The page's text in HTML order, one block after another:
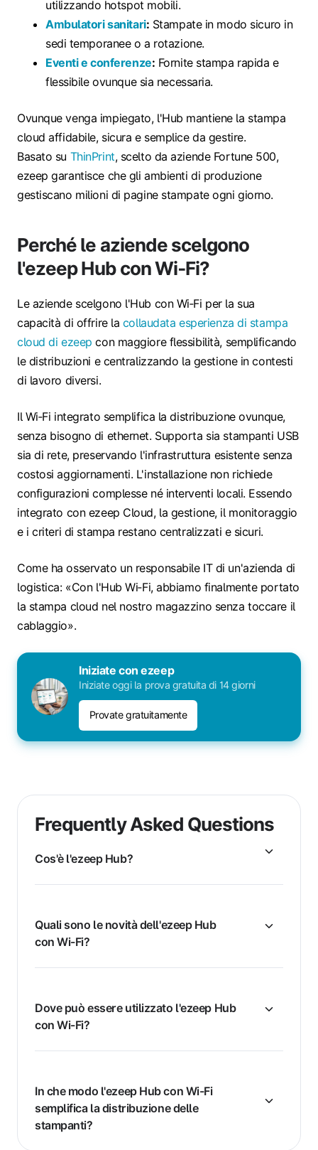
utilizzando hotspot mobili.
Ambulatori sanitari: Stampate in modo sicuro in
sedi temporanee o a rotazione.
Eventi e conferenze: Fornite stampa rapida e
flessibile ovunque sia necessaria.
Ovunque venga impiegato, l'Hub mantiene la stampa
cloud affidabile, sicura e semplice da gestire.
Basato su ThinPrint, scelto da aziende Fortune 500,
ezeep garantisce che gli ambienti di produzione
gestiscano milioni di pagine stampate ogni giorno.
Perché le aziende scelgono
l'ezeep Hub con Wi‑Fi?
Le aziende scelgono l'Hub con Wi‑Fi per la sua
capacità di offrire la collaudata esperienza di stampa
cloud di ezeep con maggiore flessibilità, semplificando
le distribuzioni e centralizzando la gestione in contesti
di lavoro diversi.
Il Wi‑Fi integrato semplifica la distribuzione ovunque,
senza bisogno di ethernet. Supporta sia stampanti USB
sia di rete, preservando l'infrastruttura esistente senza
costosi aggiornamenti. L'installazione non richiede
configurazioni complesse né interventi locali. Essendo
integrato con ezeep Cloud, la gestione, il monitoraggio
e i criteri di stampa restano centralizzati e sicuri.
Come ha osservato un responsabile IT di un'azienda di
logistica: «Con l'Hub Wi‑Fi, abbiamo finalmente portato
la stampa cloud nel nostro magazzino senza toccare il
cablaggio».
Iniziate con ezeep
Iniziate oggi la prova gratuita di 14 giorni
Provate gratuitamente
Frequently Asked Questions
Cos'è l'ezeep Hub?
Quali sono le novità dell'ezeep Hub
con Wi-Fi?
Dove può essere utilizzato l'ezeep Hub
con Wi-Fi?
In che modo l'ezeep Hub con Wi-Fi
semplifica la distribuzione delle
stampanti?